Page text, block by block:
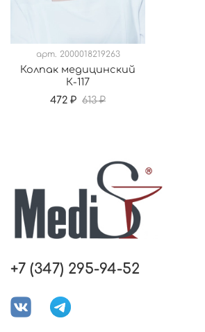
арт. 2000018219263
Колпак медицинский
К-117
472 ₽ 613 ₽
+7 (347) 295-94-52